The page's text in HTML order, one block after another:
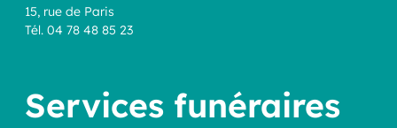
15, rue de Paris
Tél. 04 78 48 85 23
Services funéraires